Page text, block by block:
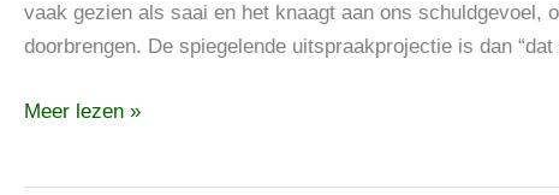
vaak gezien als saai en het knaagt aan ons schuldgevoel,
doorbrengen. De spiegelende uitspraakprojectie is dan
afstraft,
zodat
doorgegaan
tot
Meer lezen »